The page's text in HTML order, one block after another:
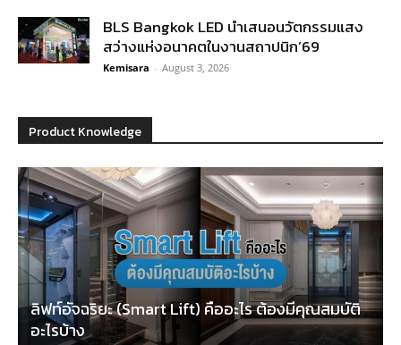
BLS Bangkok LED นำเสนอนวัตกรรมแสง
สว่างแห่งอนาคตในงานสถาปนิก’69
Kemisara - August 3, 2026
Product Knowledge
ลิฟท์อัจฉริยะ (Smart Lift) คืออะไร ต้องมีคุณสมบัติ
อะไรบ้าง